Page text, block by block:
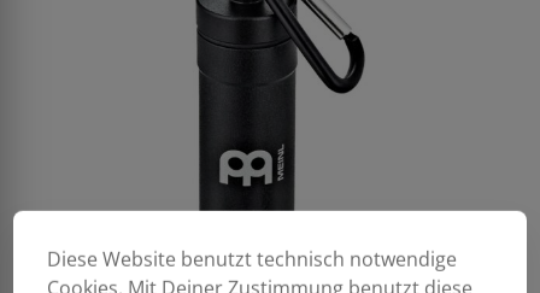
Diese Website benutzt technisch notwendige